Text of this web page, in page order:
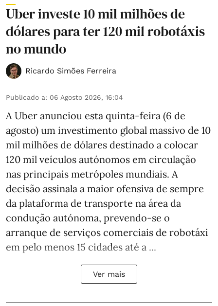
Uber investe 10 mil milhões de
dólares para ter 120 mil robotáxis
no mundo
Ricardo Simões Ferreira
Publicado a: 06 Agosto 2026, 16:04
A Uber anunciou esta quinta-feira (6 de
agosto) um investimento global massivo de 10
mil milhões de dólares destinado a colocar
120 mil veículos autónomos em circulação
nas principais metrópoles mundiais. A
decisão assinala a maior ofensiva de sempre
da plataforma de transporte na área da
condução autónoma, prevendo-se o
arranque de serviços comerciais de robotáxi
em pelo menos 15 cidades até a ...
Ver mais